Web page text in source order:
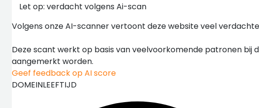
Let op: verdacht volgens Ai-scan
Volgens onze AI-scanner vertoont deze website veel
Deze scant werkt op basis van veelvoorkomende patronen
aangemerkt worden.
Geef feedback op AI score
DOMEINLEEFTIJD